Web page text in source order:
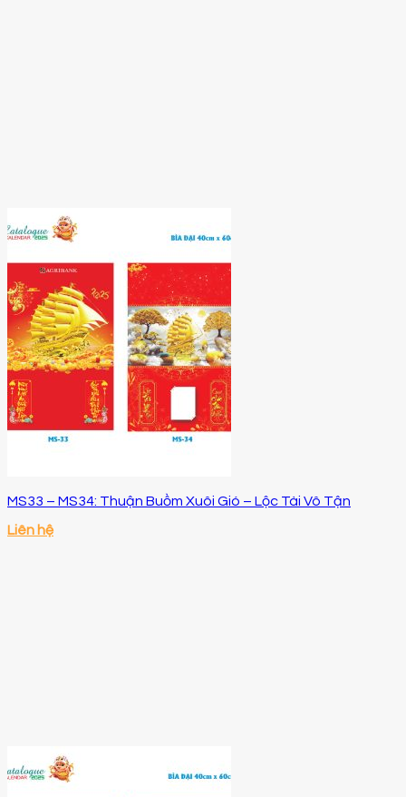
MS33 – MS34: Thuận Buồm Xuôi Gió – Lộc Tài Vô Tận
Liên hệ